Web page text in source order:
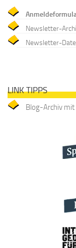
Newsletter-
Newsletter-
LINK TIPPS
Blog-Archiv mit